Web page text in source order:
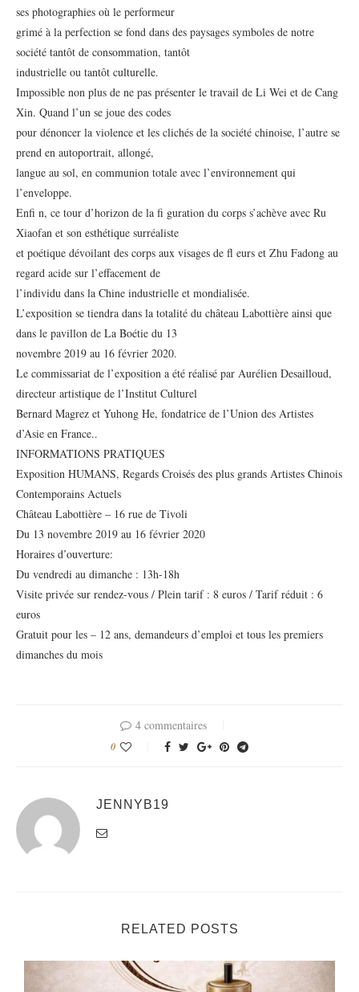
ses photographies où le performeur
grimé à la perfection se fond dans des paysages symboles de notre
société tantôt de consommation, tantôt
industrielle ou tantôt culturelle.
Impossible non plus de ne pas présenter le travail de Li Wei et de Cang
Xin. Quand l’un se joue des codes
pour dénoncer la violence et les clichés de la société chinoise, l’autre se
prend en autoportrait, allongé,
langue au sol, en communion totale avec l’environnement qui
l’enveloppe.
Enfi n, ce tour d’horizon de la fi guration du corps s’achève avec Ru
Xiaofan et son esthétique surréaliste
et poétique dévoilant des corps aux visages de fl eurs et Zhu Fadong au
regard acide sur l’effacement de
l’individu dans la Chine industrielle et mondialisée.
L’exposition se tiendra dans la totalité du château Labottière ainsi que
dans le pavillon de La Boétie du 13
novembre 2019 au 16 février 2020.
Le commissariat de l’exposition a été réalisé par Aurélien Desailloud,
directeur artistique de l’Institut Culturel
Bernard Magrez et Yuhong He, fondatrice de l’Union des Artistes
d’Asie en France..
INFORMATIONS PRATIQUES
Exposition HUMANS, Regards Croisés des plus grands Artistes Chinois
Contemporains Actuels
Château Labottière – 16 rue de Tivoli
Du 13 novembre 2019 au 16 février 2020
Horaires d’ouverture:
Du vendredi au dimanche : 13h-18h
Visite privée sur rendez-vous / Plein tarif : 8 euros / Tarif réduit : 6
euros
Gratuit pour les – 12 ans, demandeurs d’emploi et tous les premiers
dimanches du mois
4 commentaires
0
JENNYB19
RELATED POSTS